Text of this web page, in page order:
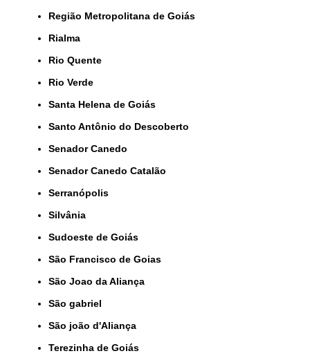
Região Metropolitana de Goiás
Rialma
Rio Quente
Rio Verde
Santa Helena de Goiás
Santo Antônio do Descoberto
Senador Canedo
Senador Canedo Catalão
Serranópolis
Silvânia
Sudoeste de Goiás
São Francisco de Goias
São Joao da Aliança
São gabriel
São joão d'Aliança
Terezinha de Goiás